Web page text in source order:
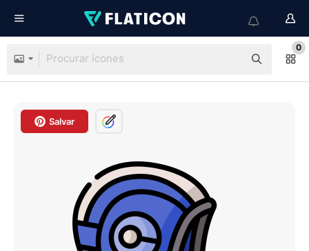
0
Salvar